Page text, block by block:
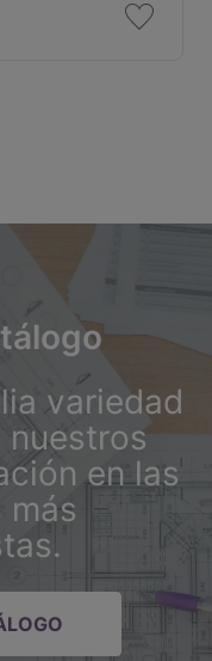
variedad
en las